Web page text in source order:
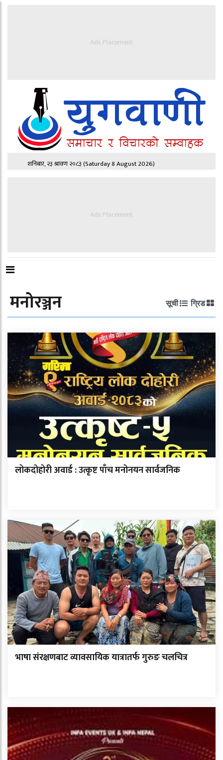
Ads Placement
शनिबार, २३ श्रावण २०८३(Saturday 8 August 2026)
Ads Placement
मनोरञ्जन सूची ग्रिड
लोकदोहोरी अवार्ड : उत्कृष्ट पाँच मनोनयन सार्वजनिक
भाषा संरक्षणबाट व्यावसायिक यात्रातर्फ गुरुङ चलचित्र